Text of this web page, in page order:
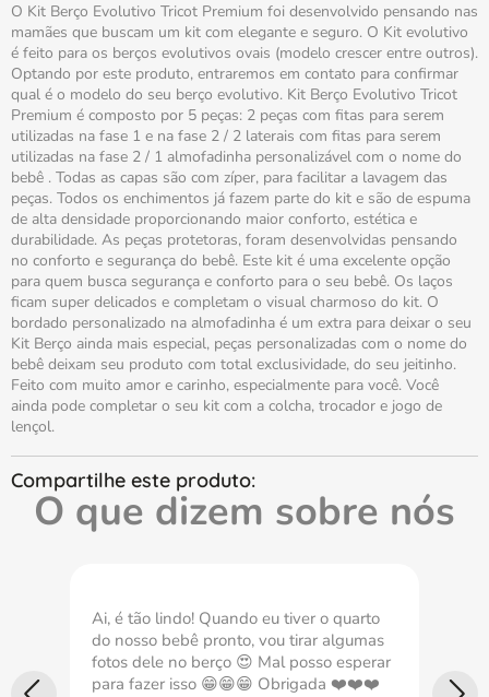
O Kit Berço Evolutivo Tricot Premium foi desenvolvido pensando nas
mamães que buscam um kit com elegante e seguro. O Kit evolutivo
é feito para os berços evolutivos ovais (modelo crescer entre outros).
Optando por este produto, entraremos em contato para confirmar
qual é o modelo do seu berço evolutivo. Kit Berço Evolutivo Tricot
Premium é composto por 5 peças: 2 peças com fitas para serem
utilizadas na fase 1 e na fase 2 / 2 laterais com fitas para serem
utilizadas na fase 2 / 1 almofadinha personalizável com o nome do
bebê . Todas as capas são com zíper, para facilitar a lavagem das
peças. Todos os enchimentos já fazem parte do kit e são de espuma
de alta densidade proporcionando maior conforto, estética e
durabilidade. As peças protetoras, foram desenvolvidas pensando
no conforto e segurança do bebê. Este kit é uma excelente opção
para quem busca segurança e conforto para o seu bebê. Os laços
ficam super delicados e completam o visual charmoso do kit. O
bordado personalizado na almofadinha é um extra para deixar o seu
Kit Berço ainda mais especial, peças personalizadas com o nome do
bebê deixam seu produto com total exclusividade, do seu jeitinho.
Feito com muito amor e carinho, especialmente para você. Você
ainda pode completar o seu kit com a colcha, trocador e jogo de
lençol.
O que dizem sobre nós
Ai, é tão lindo! Quando eu tiver o quarto
do nosso bebê pronto, vou tirar algumas
fotos dele no berço 😍 Mal posso esperar
para fazer isso 😁😁😁 Obrigada ❤️❤️❤️